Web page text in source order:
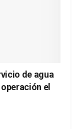
de agua
el